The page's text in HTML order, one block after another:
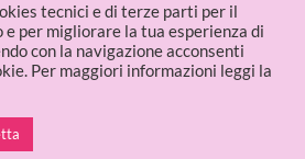
| P.IVA 09336481214
tecnici e di terze parti per il
per migliorare la tua esperienza di
con la navigazione acconsenti
Per maggiori informazioni leggi la